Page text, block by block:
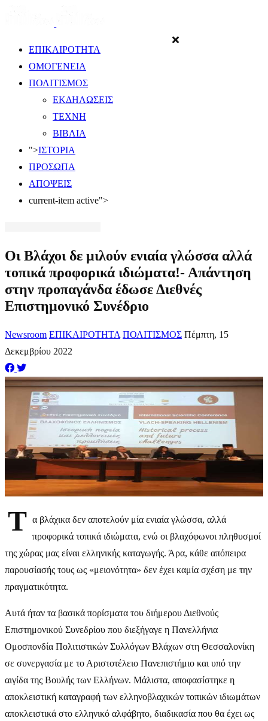
ΕΠΙΚΑΙΡΟΤΗΤΑ
ΟΜΟΓΕΝΕΙΑ
ΠΟΛΙΤΙΣΜΟΣ
ΕΚΔΗΛΩΣΕΙΣ
ΤΕΧΝΗ
ΒΙΒΛΙΑ
">ΙΣΤΟΡΙΑ
ΠΡΟΣΩΠΑ
ΑΠΟΨΕΙΣ
current-item active">
Οι Βλάχοι δε μιλούν ενιαία γλώσσα αλλά
τοπικά προφορικά ιδιώματα!- Απάντηση
στην προπαγάνδα έδωσε Διεθνές
Επιστημονικό Συνέδριο
Newsroom ΕΠΙΚΑΙΡΟΤΗΤΑ ΠΟΛΙΤΙΣΜΟΣ Πέμπτη, 15
Δεκεμβρίου 2022
Τ α βλάχικα δεν αποτελούν μία ενιαία γλώσσα, αλλά
προφορικά τοπικά ιδιώματα, ενώ οι βλαχόφωνοι πληθυσμοί
της χώρας μας είναι ελληνικής καταγωγής. Άρα, κάθε απόπειρα
παρουσίασής τους ως «μειονότητα» δεν έχει καμία σχέση με την
πραγματικότητα.
Αυτά ήταν τα βασικά πορίσματα του διήμερου Διεθνούς
Επιστημονικού Συνεδρίου που διεξήγαγε η Πανελλήνια
Ομοσπονδία Πολιτιστικών Συλλόγων Βλάχων στη Θεσσαλονίκη
σε συνεργασία με το Αριστοτέλειο Πανεπιστήμιο και υπό την
αιγίδα της Βουλής των Ελλήνων. Μάλιστα, αποφασίστηκε η
αποκλειστική καταγραφή των ελληνοβλαχικών τοπικών ιδιωμάτων
αποκλειστικά στο ελληνικό αλφάβητο, διαδικασία που θα έχει ως